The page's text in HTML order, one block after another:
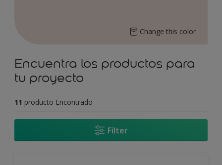
Change this color
Encuentra los productos para
tu proyecto
11 producto Encontrado
Filter